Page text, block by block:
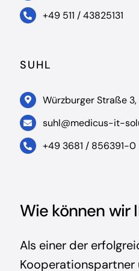
+49 511 / 43825131
SUHL
Würzburger Straße
suhl@medicus-it-
+49 3681 / 856391-0
Wie können wir
Als einer der